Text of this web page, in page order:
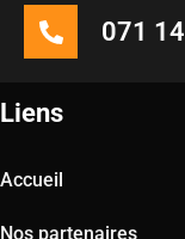
071
Liens
Accueil
Nos partenaires